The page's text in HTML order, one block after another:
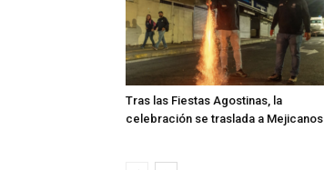
Tras las Fiestas Agostinas, la
celebración se traslada a Mejicanos